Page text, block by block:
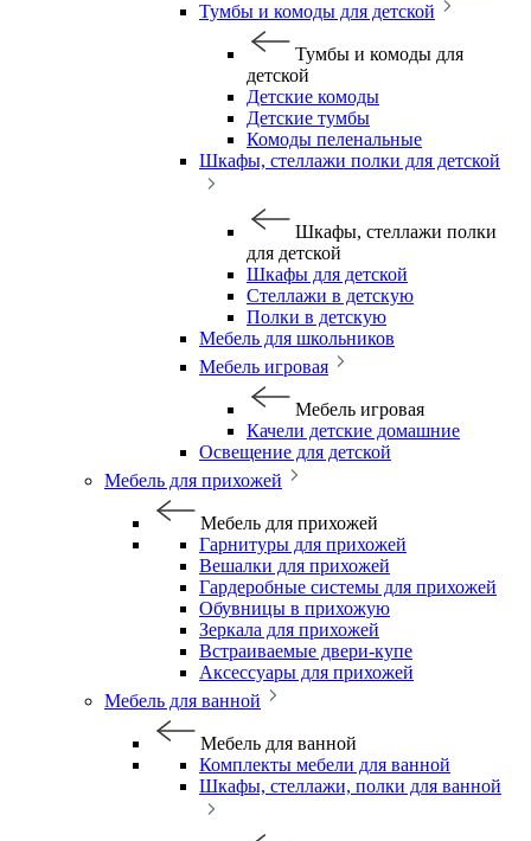
Тумбы и комоды для детской
Тумбы и комоды для
детской
Детские комоды
Детские тумбы
Комоды пеленальные
Шкафы, стеллажи полки для детской
Шкафы, стеллажи полки
для детской
Шкафы для детской
Стеллажи в детскую
Полки в детскую
Мебель для школьников
Мебель игровая
Мебель игровая
Качели детские домашние
Освещение для детской
Мебель для прихожей
Мебель для прихожей
Гарнитуры для прихожей
Вешалки для прихожей
Гардеробные системы для прихожей
Обувницы в прихожую
Зеркала для прихожей
Встраиваемые двери-купе
Аксессуары для прихожей
Мебель для ванной
Мебель для ванной
Комплекты мебели для ванной
Шкафы, стеллажи, полки для ванной